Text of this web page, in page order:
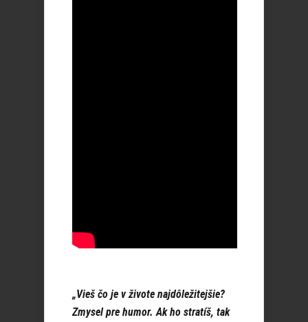
„Vieš čo je v živote najdôležitejšie?
Zmysel pre humor. Ak ho stratíš, tak